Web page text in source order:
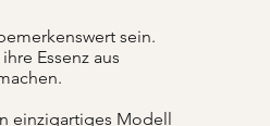
sein.
Essenz aus
einzigartiges Modell